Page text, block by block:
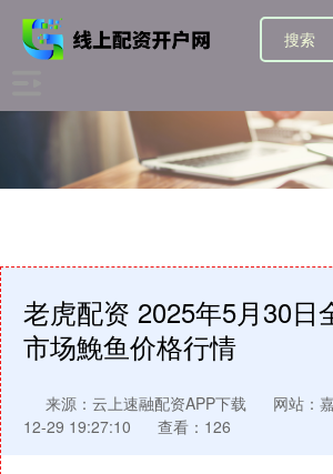
老虎配资 2025年5月30日
市场鮸鱼价格行情
来源：云上速融配资APP下载 网站：
12-29 19:27:10
查看：126